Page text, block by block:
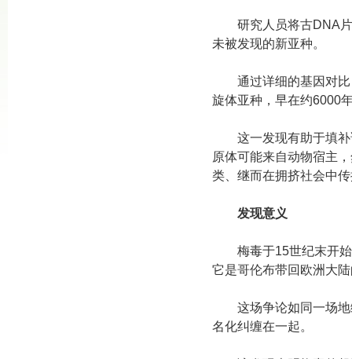
研究人员将古DNA
未被发现的新亚种。
通过详细的基因对
旋体亚种，早在约6000
这一发现有助于填
原体可能来自动物宿主
类、继而在拥挤社会中
发现意义
梅毒于15世纪末开
它是哥伦布带回欧洲大
这场争论如同一场
名化纠缠在一起。